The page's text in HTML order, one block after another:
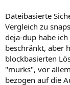
Dateibasierte
Vergleich zu
deja-dup habe
beschränkt, aber
blockbasierten
"murks", vor
bezogen auf die